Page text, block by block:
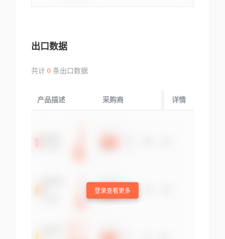
出口数据
共计 0条出口数据
产品描述 采购商 起运国/地区
详情
登录查看更多